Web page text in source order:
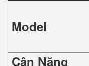
Model
Cân Nặng